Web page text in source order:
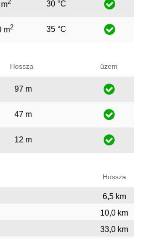
2 30 °C
m2 35 °C
Hossza űzem
97 m
47 m
12 m
Hossza
6,5 km
10,0 km
33,0 km